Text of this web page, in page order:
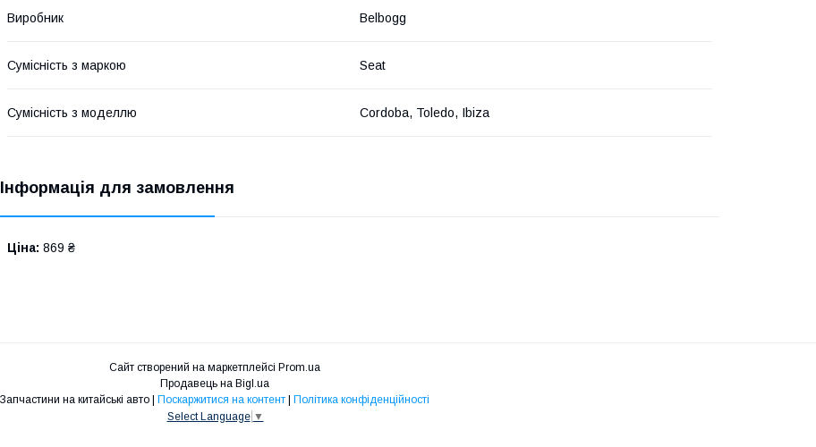
Виробник Belbogg
Сумісність з маркою Seat
Сумісність з моделлю Cordoba, Toledo, Ibiza
Інформація для замовлення
Ціна: 869 ₴
Сайт створений на маркетплейсі Prom.ua
Продавець на Bigl.ua
Запчастини на китайські авто | Поскаржитися на контент | Політика конфіденційності
Select Language ▼